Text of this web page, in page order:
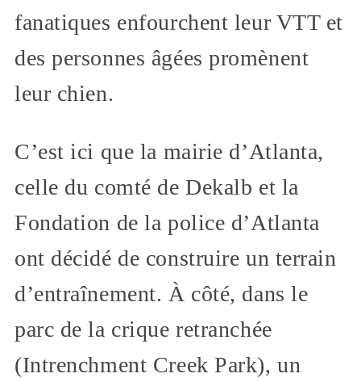
fanatiques enfourchent leur VTT et
des personnes âgées promènent
leur chien.
C’est ici que la mairie d’Atlanta,
celle du comté de Dekalb et la
Fondation de la police d’Atlanta
ont décidé de construire un terrain
d’entraînement. À côté, dans le
parc de la crique retranchée
(Intrenchment Creek Park), un